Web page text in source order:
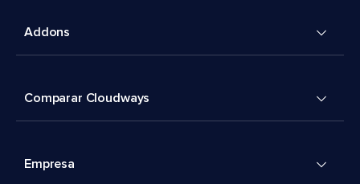
Addons
Comparar Cloudways
Empresa